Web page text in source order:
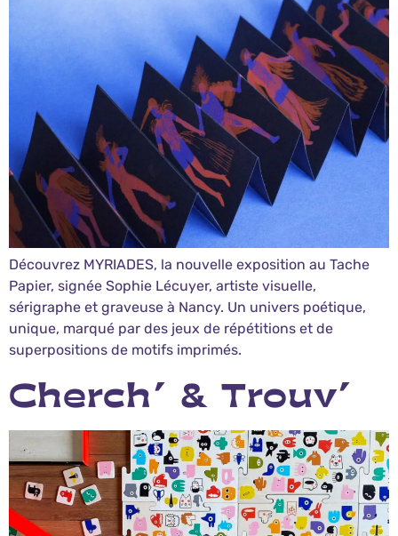
Découvrez MYRIADES, la nouvelle exposition au Tache
Papier, signée Sophie Lécuyer, artiste visuelle,
sérigraphe et graveuse à Nancy. Un univers poétique,
unique, marqué par des jeux de répétitions et de
superpositions de motifs imprimés.
Cherch’ & Trouv’